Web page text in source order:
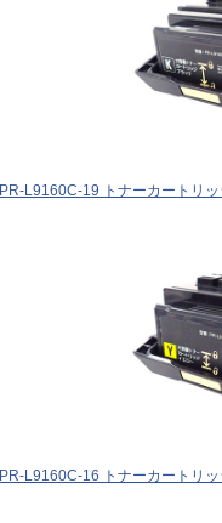
PR-L9160C-19 トナーカートリ
PR-L9160C-16 トナーカートリ